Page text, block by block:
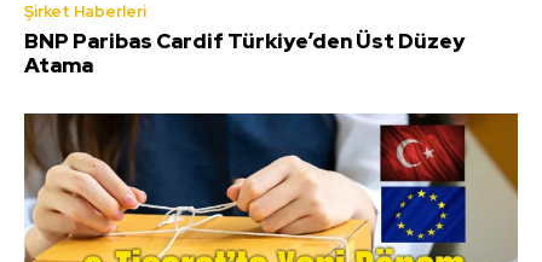
Şirket Haberleri
BNP Paribas Cardif Türkiye’den Üst Düzey
Atama